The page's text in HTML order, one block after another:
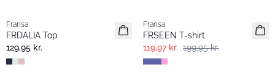
Nyhed
Fransa
FRDALIA Top
129,95 kr.
Fransa
FRSEEN T-shirt
119,97 kr. 199,95 kr.